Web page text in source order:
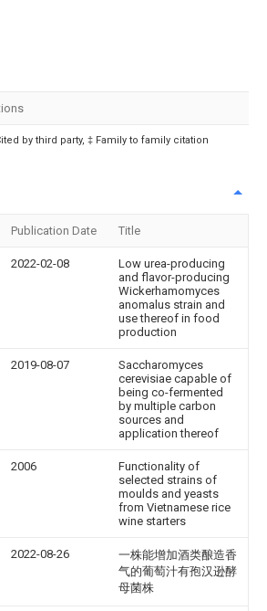
by third party, ‡ Family to family citation
Publication Date Title
2022-02-08
Low urea-producing
and flavor-producing
Wickerhamomyces
anomalus strain and
use thereof in food
production
2019-08-07
Saccharomyces
cerevisiae capable of
being co-fermented
by multiple carbon
sources and
application thereof
2006
Functionality of
selected strains of
moulds and yeasts
from Vietnamese rice
wine starters
2022-08-26
一株能增加酒类酿造香
气的葡萄汁有孢汉逊酵
母菌株